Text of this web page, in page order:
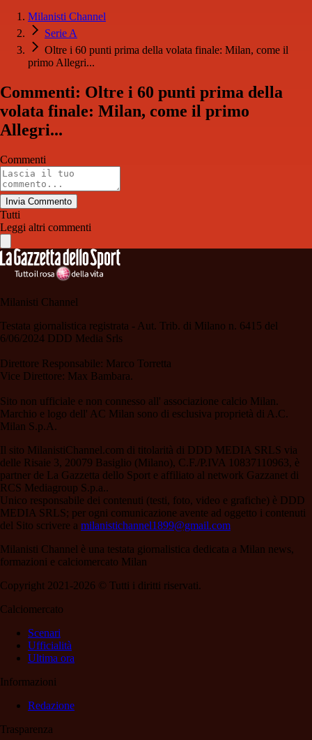
Milanisti Channel
Serie A
Oltre i 60 punti prima della volata finale: Milan, come il
primo Allegri...
Commenti: Oltre i 60 punti prima della
volata finale: Milan, come il primo
Allegri...
Commenti
Invia Commento
Tutti
Leggi altri commenti
Milanisti Channel
Testata giornalistica registrata - Aut. Trib. di Milano n. 6415 del
6/06/2024 DDD Media Srls
Direttore Responsabile: Marco Torretta
Vice Direttore: Max Bambara.
Sito non ufficiale e non connesso all' associazione calcio Milan.
Marchio e logo dell' AC Milan sono di esclusiva proprietà di A.C.
Milan S.p.A.
Il sito MilanistiChannel.com di titolarità di DDD MEDIA SRLS via
delle Risaie 3, 20079 Basiglio (Milano), C.F./P.IVA 10837110963, è
partner de La Gazzetta dello Sport e affiliato al network Gazzanet di
RCS Mediagroup S.p.a..
Unico responsabile dei contenuti (testi, foto, video e grafiche) è DDD
MEDIA SRLS; per ogni comunicazione avente ad oggetto i contenuti
del Sito scrivere a milanistichannel1899@gmail.com
Milanisti Channel è una testata giornalistica dedicata a Milan news,
formazioni e calciomercato Milan
Copyright 2021-2026 © Tutti i diritti riservati.
Calciomercato
Scenari
Ufficialità
Ultima ora
Informazioni
Redazione
Trasparenza